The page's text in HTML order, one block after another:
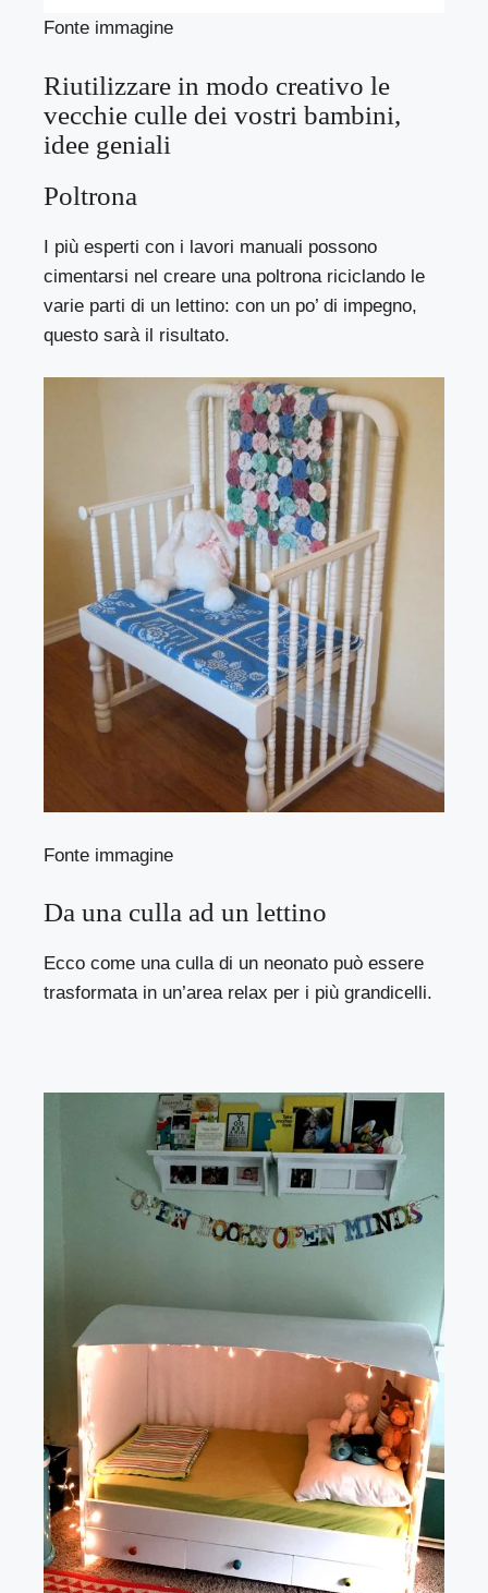
Fonte immagine
Riutilizzare in modo creativo le
vecchie culle dei vostri bambini,
idee geniali
Poltrona
I più esperti con i lavori manuali possono
cimentarsi nel creare una poltrona riciclando le
varie parti di un lettino: con un po’ di impegno,
questo sarà il risultato.
Fonte immagine
Da una culla ad un lettino
Ecco come una culla di un neonato può essere
trasformata in un’area relax per i più grandicelli.